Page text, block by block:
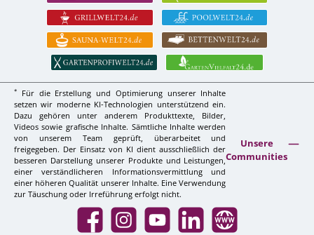
*
Für die Erstellung und Optimierung unserer Inhalte
setzen wir moderne KI-Technologien unterstützend ein.
Dazu gehören unter anderem Produkttexte, Bilder,
Videos sowie grafische Inhalte. Sämtliche Inhalte werden
von unserem Team geprüft, überarbeitet und
freigegeben. Der Einsatz von KI dient ausschließlich der
besseren Darstellung unserer Produkte und Leistungen,
einer verständlicheren Informationsvermittlung und
einer höheren Qualität unserer Inhalte. Eine Verwendung
zur Täuschung oder Irreführung erfolgt nicht.
Unsere
Communities
Facebook InstagramYouTube LinkedIn Website